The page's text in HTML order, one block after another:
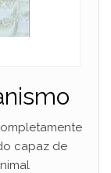
capaz de